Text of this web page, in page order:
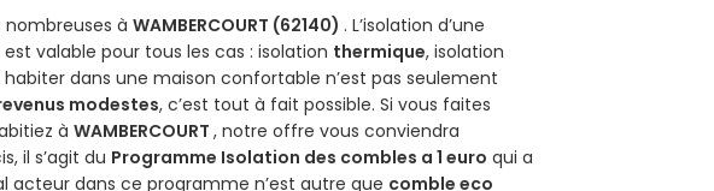
nombreuses àWAMBERCOURT (62140) . L’isolation d’une
valable pour tous les cas : isolation thermique, isolation
dans une maison confortable n’est pas seulement
modestes, c’est tout à fait possible. Si vous faites
àWAMBERCOURT, notre offre vous conviendra
il s’agit du Programme Isolation des combles a 1 euro qui a
acteur dans ce programme n’est autre que comble eco